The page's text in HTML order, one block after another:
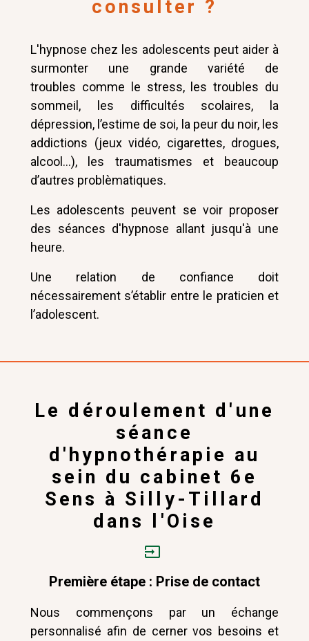
consulter ?
L'hypnose chez les adolescents peut aider à
surmonter une grande variété de
troubles comme le stress, les troubles du
sommeil, les difficultés scolaires, la
dépression, l’estime de soi, la peur du noir, les
addictions (jeux vidéo, cigarettes, drogues,
alcool...), les traumatismes et beaucoup
d’autres problèmatiques.
Les adolescents peuvent se voir proposer
des séances d'hypnose allant jusqu'à une
heure.
Une relation de confiance doit
nécessairement s’établir entre le praticien et
l’adolescent.
Le déroulement d'une
séance
d'hypnothérapie au
sein du cabinet 6e
Sens à Silly-Tillard
dans l'Oise
Première étape : Prise de contact
Nous commençons par un échange
personnalisé afin de cerner vos besoins et